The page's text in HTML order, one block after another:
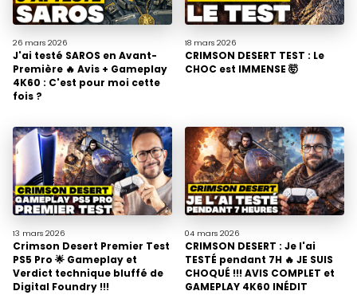
26 mars 2026
J'ai testé SAROS en Avant-
Première 🔥 Avis + Gameplay
4K60 : C'est pour moi cette
fois ?
18 mars 2026
CRIMSON DESERT TEST : Le
CHOC est IMMENSE 🤯
13 mars 2026
Crimson Desert Premier Test
PS5 Pro 🌟 Gameplay et
Verdict technique bluffé de
Digital Foundry !!!
04 mars 2026
CRIMSON DESERT : Je l'ai
TESTÉ pendant 7H 🔥 JE SUIS
CHOQUÉ !!! AVIS COMPLET et
GAMEPLAY 4K60 INÉDIT